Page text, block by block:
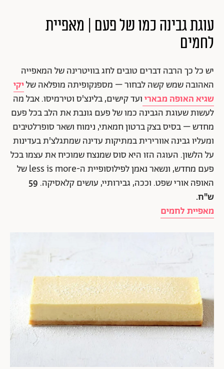
עוגת גבינה כמו של פעם | מאפיית
לחמים
יש כל כך הרבה דברים טובים לחג בוויטרינה של המאפייה
האהובה שמש קשה לבחור – מספנקופיתה מופלאה שליקי
שגיא האופה מבאריועד קישים, בלינצ'ס וטירמיסו. אבל מה
לעשות שעוגת הגבינה כמו של פעם גונבת את הלב בכל פעם
מחדש – בסיס בצק ברטון חמאתי, נימוח ושאר סופרלטיבים
ומעליו גבינה אוורירית במתיקות עדינה שמתגלצ'ת בעדינות
על הלשון. העוגה הזו היא סוס שמנצח שמוכיח את עצמו בכל
פעם מחדש, ונשאר נאמן לפילוסופיית ה-less is more של
האופה אורי שפט. וככה, גבירותיי, עושים קלאסיקה. 59
ש"ח.
מאפיית לחמים